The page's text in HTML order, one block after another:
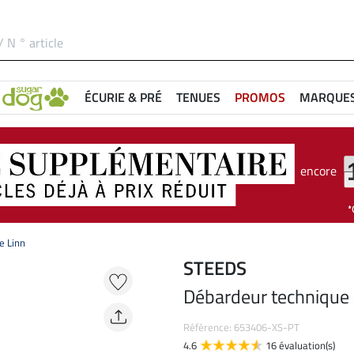
ÉCURIE & PRÉ TENUES PROMOS
encore
Linn
STEEDS
Débardeur
Référence: 653406-XS-PT
4.6
16 évaluation(s)